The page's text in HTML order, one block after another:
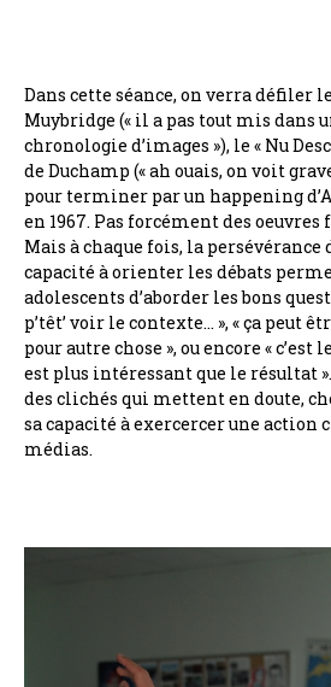
Dans cette séance, on verra défiler
Muybridge (« il a pas tout mis dans
chronologie d’images »), le « Nu
de Duchamp (« ah ouais, on voit
pour terminer par un happening
en 1967. Pas forcément des oeuvres
Mais à chaque fois, la persévérance
capacité à orienter les débats
adolescents d’aborder les bons
p’têt’ voir le contexte… », « ça peut
pour autre chose », ou encore «
est plus intéressant que le résultat
des clichés qui mettent en doute,
sa capacité à exercercer une action
médias.